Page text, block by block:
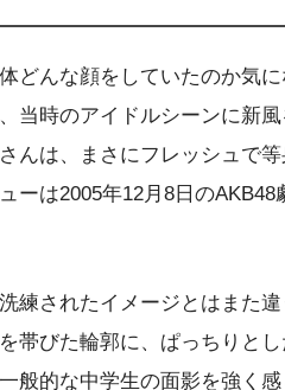
どんな顔をしていたのか気
当時のアイドルシーンに新
んは、まさにフレッシュで
ーは2005年12月8日の
練されたイメージとはまた
帯びた輪郭に、ぱっちりと
般的な中学生の面影を強く